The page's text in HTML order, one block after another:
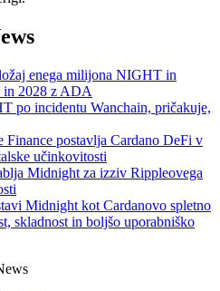
enega milijona NIGHT in
in 2028 z ADA
po incidentu Wanchain, pričakuje,
Finance postavlja Cardano DeFi v
učinkovitosti
Midnight za izziv Rippleovega
Midnight kot Cardanovo spletno
skladnost in boljšo uporabniško